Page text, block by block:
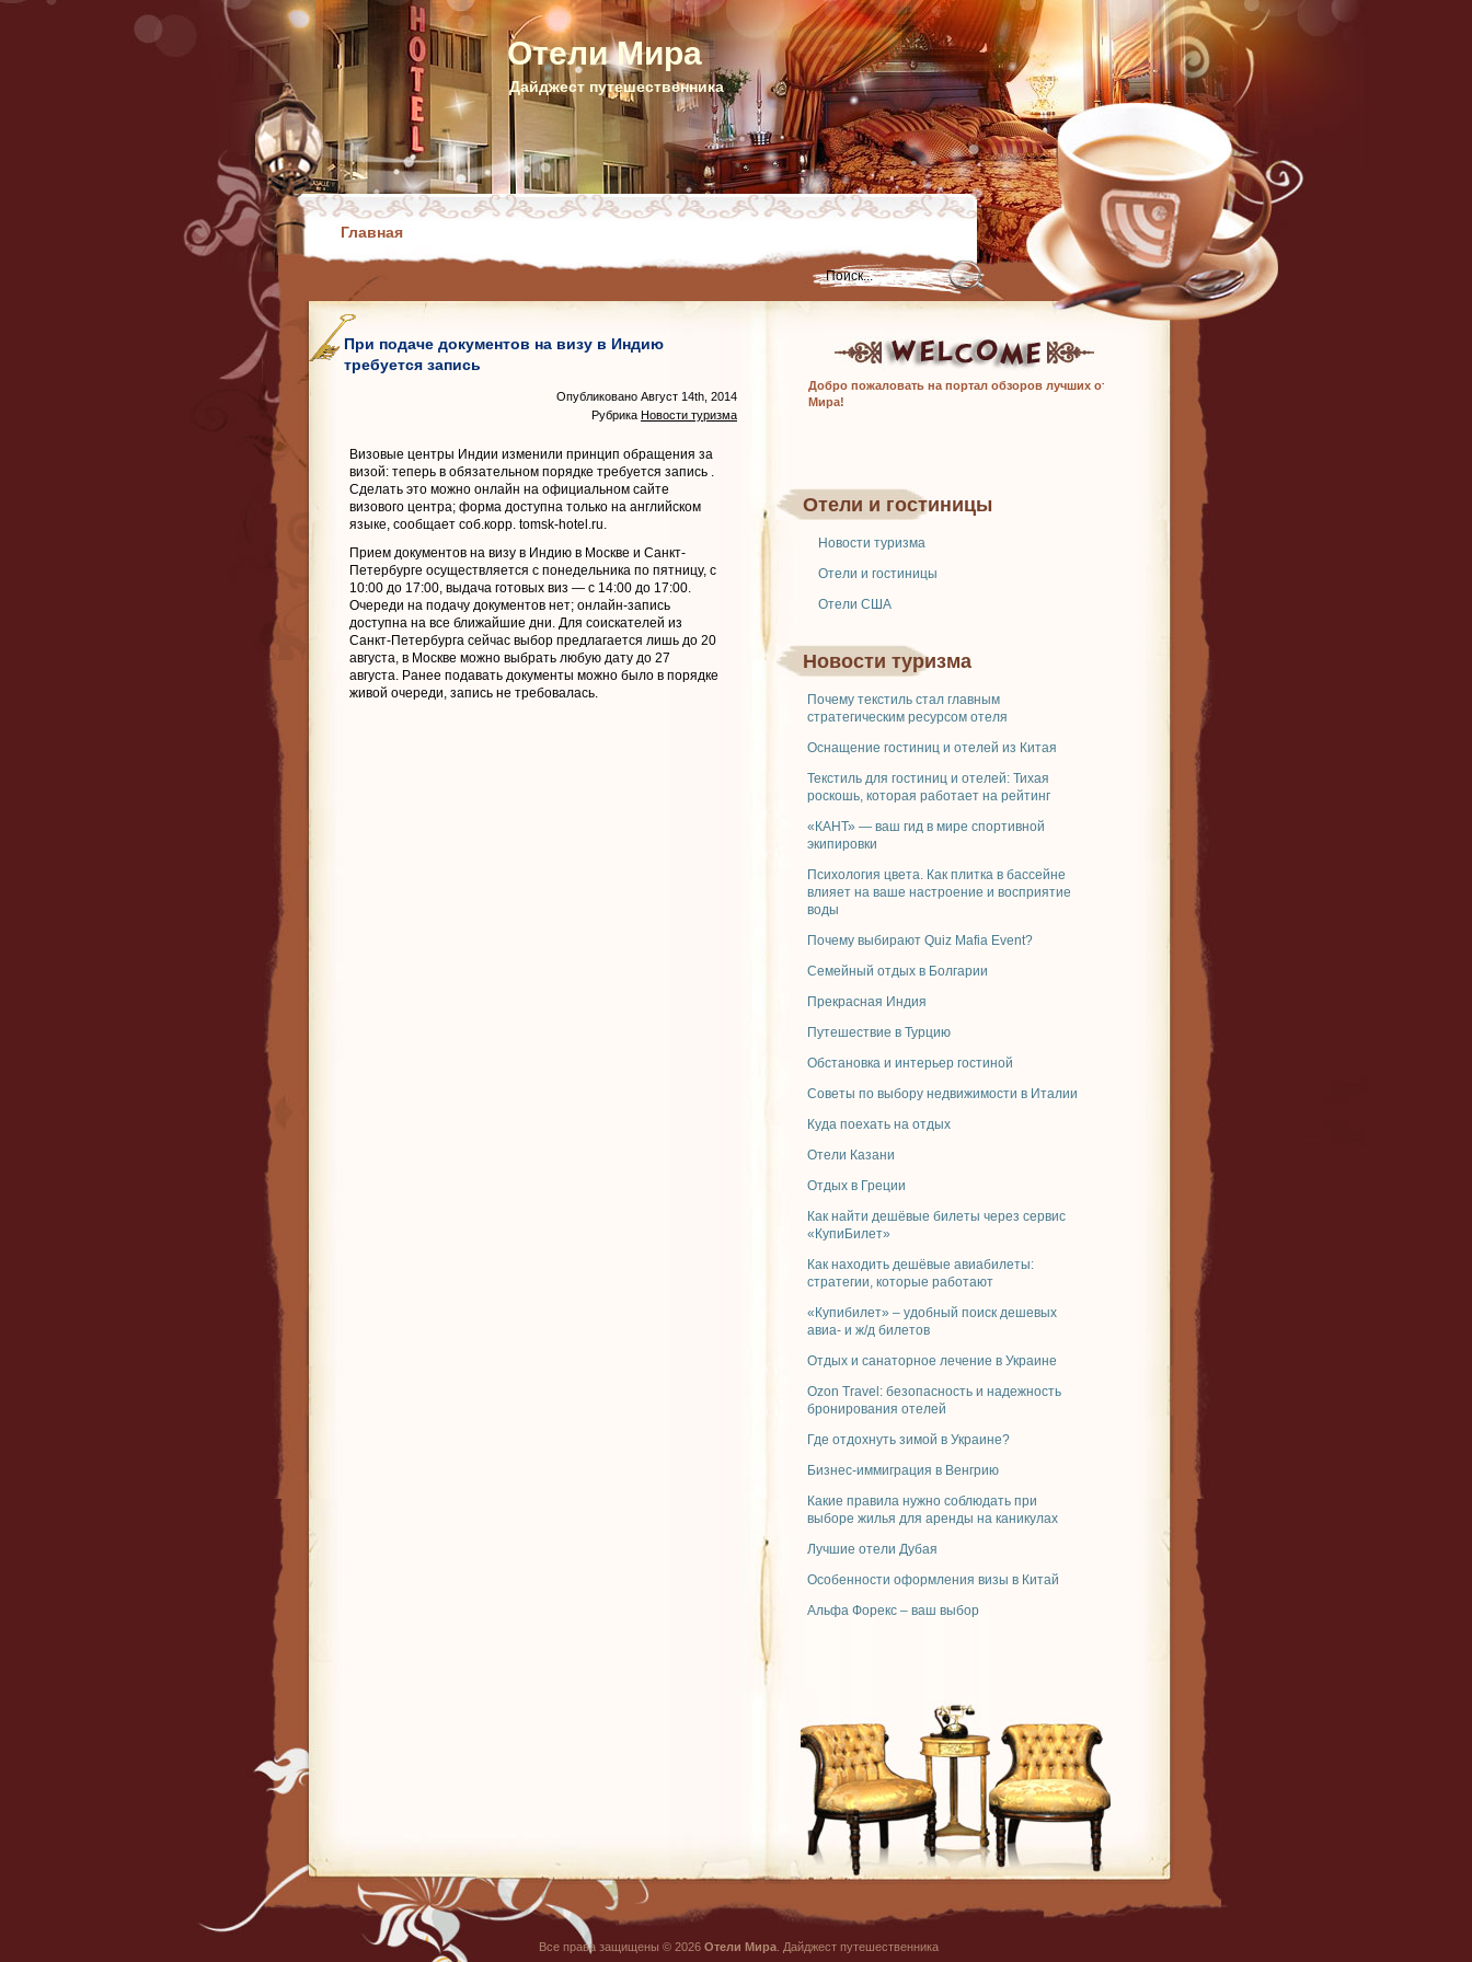
Отели Мира
Дайджест путешественника
Главная
Добро пожаловать на портал обзоров лучших отелей
Мира!
Отели и гостиницы
Новости туризма
Отели и гостиницы
Отели США
Новости туризма
Почему текстиль стал главным
стратегическим ресурсом отеля
Оснащение гостиниц и отелей из Китая
Текстиль для гостиниц и отелей: Тихая
роскошь, которая работает на рейтинг
«КАНТ» — ваш гид в мире спортивной
экипировки
Психология цвета. Как плитка в бассейне
влияет на ваше настроение и восприятие
воды
Почему выбирают Quiz Mafia Event?
Семейный отдых в Болгарии
Прекрасная Индия
Путешествие в Турцию
Обстановка и интерьер гостиной
Советы по выбору недвижимости в Италии
Куда поехать на отдых
Отели Казани
Отдых в Греции
Как найти дешёвые билеты через сервис
«КупиБилет»
Как находить дешёвые авиабилеты:
стратегии, которые работают
«Купибилет» – удобный поиск дешевых
авиа- и ж/д билетов
Отдых и санаторное лечение в Украине
Ozon Travel: безопасность и надежность
бронирования отелей
Где отдохнуть зимой в Украине?
Бизнес-иммиграция в Венгрию
Какие правила нужно соблюдать при
выборе жилья для аренды на каникулах
Лучшие отели Дубая
Особенности оформления визы в Китай
Альфа Форекс – ваш выбор
При подаче документов на визу в Индию
требуется запись
Опубликовано Август 14th, 2014
Рубрика Новости туризма
Визовые центры Индии изменили принцип обращения за
визой: теперь в обязательном порядке требуется запись .
Сделать это можно онлайн на официальном сайте
визового центра; форма доступна только на английском
языке, сообщает соб.корр. tomsk-hotel.ru.
Прием документов на визу в Индию в Москве и Санкт-
Петербурге осуществляется с понедельника по пятницу, с
10:00 до 17:00, выдача готовых виз — с 14:00 до 17:00.
Очереди на подачу документов нет; онлайн-запись
доступна на все ближайшие дни. Для соискателей из
Санкт-Петербурга сейчас выбор предлагается лишь до 20
августа, в Москве можно выбрать любую дату до 27
августа. Ранее подавать документы можно было в порядке
живой очереди, запись не требовалась.
Все права защищены © 2026 Отели Мира . Дайджест путешественника